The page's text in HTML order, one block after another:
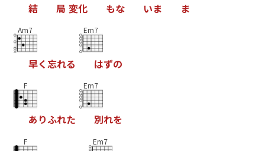
結 局 変化 もな いま ま
Am7
早く忘れる
Em7
はずの
F
あ りふれた
Em7
別れを
F Em7